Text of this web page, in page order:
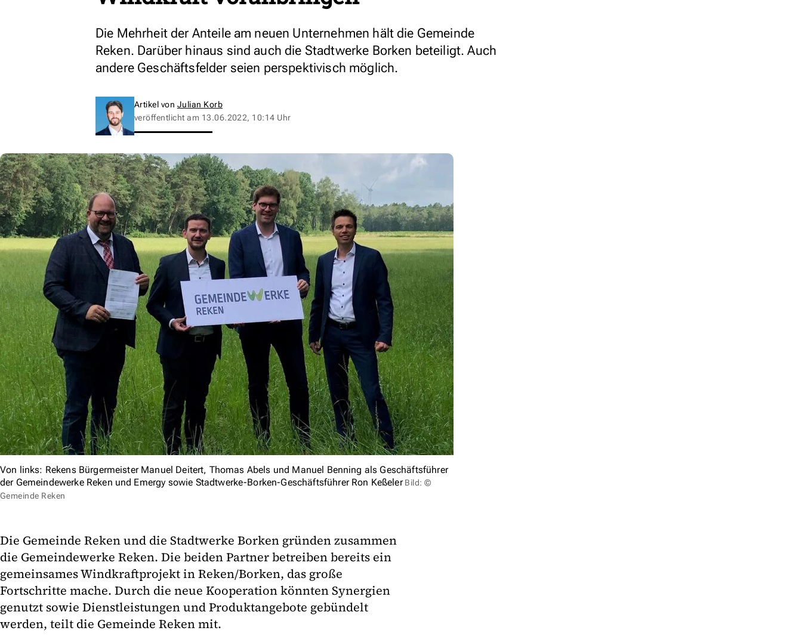
Die Mehrheit der Anteile am neuen Unternehmen hält die Gemeinde
Reken. Darüber hinaus sind auch die Stadtwerke Borken beteiligt. Auch
andere Geschäftsfelder seien perspektivisch möglich.
Artikel von Julian Korb
veröffentlicht am 13.06.2022, 10:14 Uhr
Von links: Rekens Bürgermeister Manuel Deitert, Thomas Abels und Manuel Benning als Geschäftsführer
der Gemeindewerke Reken und Emergy sowie Stadtwerke-Borken-Geschäftsführer Ron Keßeler Bild: ©
Gemeinde Reken
Die Gemeinde Reken und die Stadtwerke Borken gründen zusammen
die Gemeindewerke Reken. Die beiden Partner betreiben bereits ein
gemeinsames Windkraftprojekt in Reken/Borken, das große
Fortschritte mache. Durch die neue Kooperation könnten Synergien
genutzt sowie Dienstleistungen und Produktangebote gebündelt
werden, teilt die Gemeinde Reken mit.